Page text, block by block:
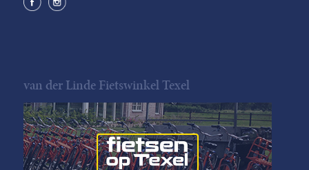
van der Linde Fietswinkel Texel